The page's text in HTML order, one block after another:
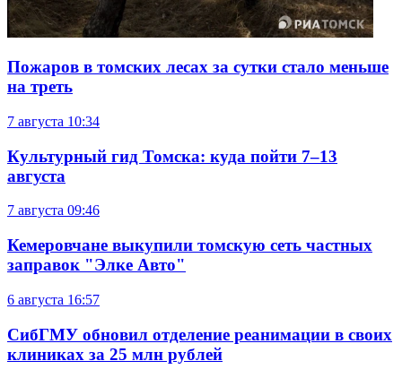
Пожаров в томских лесах за сутки стало меньше
на треть
7 августа 10:34
Культурный гид Томска: куда пойти 7–13
августа
7 августа 09:46
Кемеровчане выкупили томскую сеть частных
заправок "Элке Авто"
6 августа 16:57
СибГМУ обновил отделение реанимации в своих
клиниках за 25 млн рублей